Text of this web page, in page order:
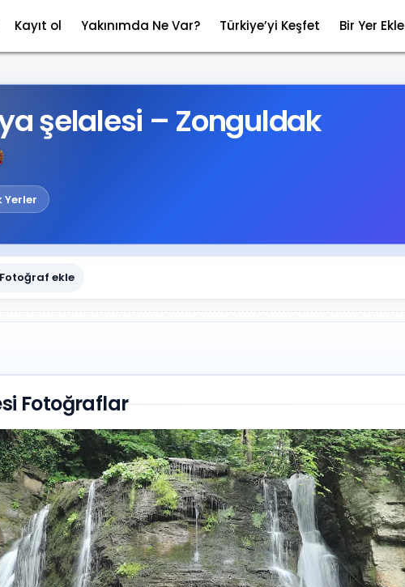
Kayıt ol Yakınımda Ne Var? Türkiye’yi Keşfet Bir Yer Ekle
şelalesi – Zonguldak
Yerler
ekle
Fotoğraflar